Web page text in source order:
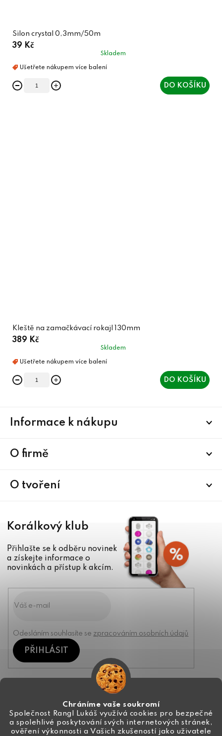
Chráníme vaše soukromí
Společnost Rangl Lukáš využívá cookies pro bezpečné
a spolehlivé poskytování svých internetových stránek,
ověření výkonnosti a Vašich zkušeností jako uživatele
Silon crystal 0,3mm/50m
39 Kč
Skladem
DO KOŠÍKU
Kleště na zamačkávací rokajl 130mm
389 Kč
Skladem
DO KOŠÍKU
Informace k nákupu
O firmě
O tvoření
Korálkový klub
Přihlašte se k odběru novinek
a získejte informace o
novinkách a přístup k akcím.
Odesláním souhlasíte se zpracováním osobních údajů
PŘIHLÁSIT
+420 774 444 191